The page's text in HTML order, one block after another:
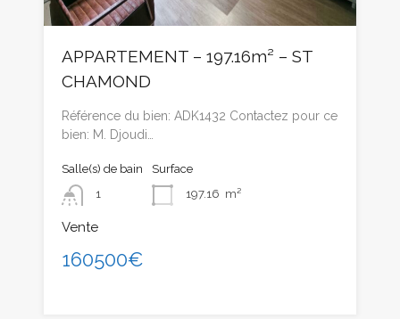
APPARTEMENT – 197.16m² – ST
CHAMOND
Référence du bien: ADK1432 Contactez pour ce
bien: M. Djoudi…
Salle(s) de bain
1
Surface
197.16 m²
Vente
160500€